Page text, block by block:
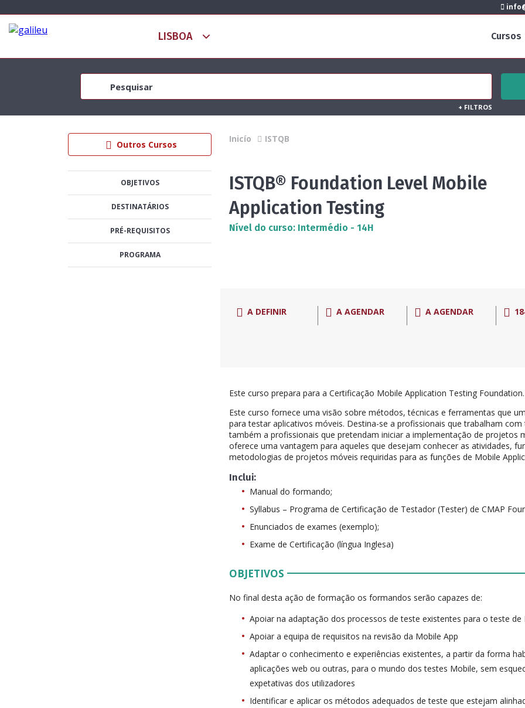
Cursos
+ FILTROS
Outros Cursos
OBJETIVOS
DESTINATÁRIOS
PRÉ-REQUISITOS
PROGRAMA
Inicío ISTQB
ISTQB® Foundation Level Mobile
Application Testing
Nível do curso: Intermédio - 14H
A DEFINIR A AGENDAR A AGENDAR
Este curso prepara para a Certificação Mobile Application Testing Foundation.
Este curso fornece uma visão sobre métodos, técnicas e ferramentas que
para testar aplicativos móveis. Destina-se a profissionais que trabalham
também a profissionais que pretendam iniciar a implementação de projetos
oferece uma vantagem para aqueles que desejam conhecer as atividades,
metodologias de projetos móveis requiridas para as funções de Mobile
Inclui:
Manual do formando;
Syllabus – Programa de Certificação de Testador (Tester) de CMAP
Enunciados de exames (exemplo);
Exame de Certificação (língua Inglesa)
OBJETIVOS
No final desta ação de formação os formandos serão capazes de:
Apoiar na adaptação dos processos de teste existentes para o teste de
Apoiar a equipa de requisitos na revisão da Mobile App
Adaptar o conhecimento e experiências existentes, a partir da forma
aplicações web ou outras, para o mundo dos testes Mobile, sem
expetativas dos utilizadores
Identificar e aplicar os métodos adequados de teste que estejam